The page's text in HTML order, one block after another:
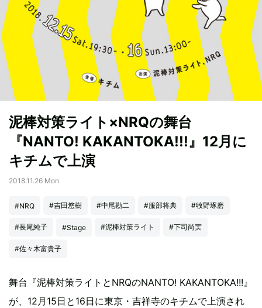
泥棒対策ライト×NRQの舞台
『NANTO! KAKANTOKA!!!』12月に
キチムで上演
2018.11.26 Mon
#NRQ #吉田悠樹 #中尾勘二 #服部将典 #牧野琢磨
#長尾純子 #Stage #泥棒対策ライト #下司尚実
#佐々木富貴子
舞台『泥棒対策ライトとNRQのNANTO! KAKANTOKA!!!』
が、12月15日と16日に東京・吉祥寺のキチムで上演され